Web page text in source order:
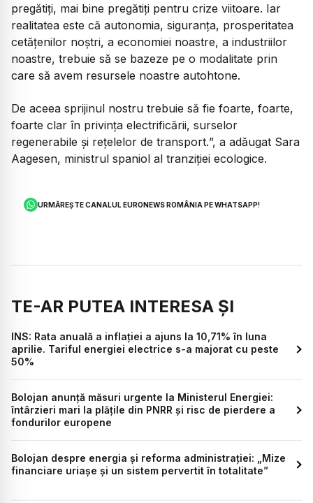
pregătiți, mai bine pregătiți pentru crize viitoare. Iar
realitatea este că autonomia, siguranța, prosperitatea
cetățenilor noștri, a economiei noastre, a industriilor
noastre, trebuie să se bazeze pe o modalitate prin
care să avem resursele noastre autohtone.
De aceea sprijinul nostru trebuie să fie foarte, foarte,
foarte clar în privința electrificării, surselor
regenerabile și rețelelor de transport.”, a adăugat Sara
Aagesen, ministrul spaniol al tranziției ecologice.
URMĂREȘTE CANALUL EURONEWS ROMÂNIA PE WHATSAPP!
TE-AR PUTEA INTERESA ȘI
INS: Rata anuală a inflației a ajuns la 10,71% în luna
aprilie. Tariful energiei electrice s-a majorat cu peste
50%
Bolojan anunță măsuri urgente la Ministerul Energiei:
întârzieri mari la plățile din PNRR și risc de pierdere a
fondurilor europene
Bolojan despre energia și reforma administrației: „Mize
financiare uriașe și un sistem pervertit în totalitate”